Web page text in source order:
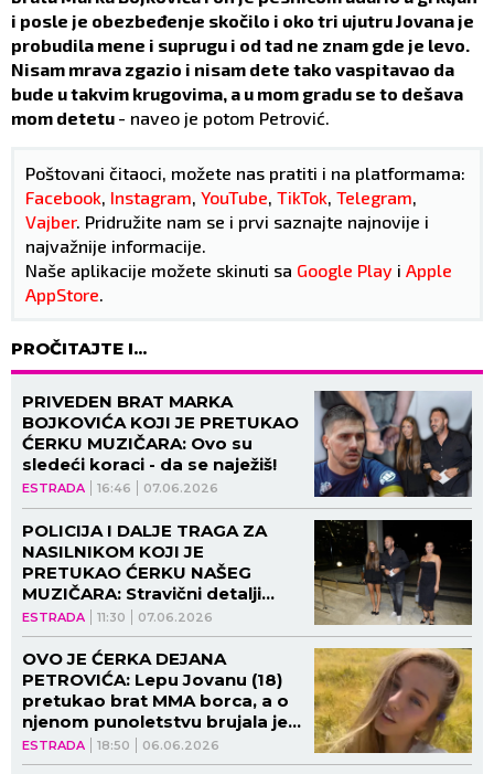
i posle je obezbeđenje skočilo i oko tri ujutru Jovana je
probudila mene i suprugu i od tad ne znam gde je levo.
Nisam mrava zgazio i nisam dete tako vaspitavao da
bude u takvim krugovima, a u mom gradu se to dešava
mom detetu - naveo je potom Petrović.
Poštovani čitaoci, možete nas pratiti i na platformama:
Facebook, Instagram, YouTube, TikTok, Telegram,
Vajber. Pridružite nam se i prvi saznajte najnovije i
najvažnije informacije.
Naše aplikacije možete skinuti sa Google Play i Apple
AppStore.
PROČITAJTE I...
ESTRADA 16:46 07.06.2026
PRIVEDEN BRAT MARKA
BOJKOVIĆA KOJI JE PRETUKAO
ĆERKU MUZIČARA: Ovo su
sledeći koraci - da se naježiš!
ESTRADA 11:30 07.06.2026
POLICIJA I DALJE TRAGA ZA
NASILNIKOM KOJI JE
PRETUKAO ĆERKU NAŠEG
MUZIČARA: Stravični detalji
isplivali na videlo!
ESTRADA 18:50 06.06.2026
OVO JE ĆERKA DEJANA
PETROVIĆA: Lepu Jovanu (18)
pretukao brat MMA borca, a o
njenom punoletstvu brujala je
Srbija!